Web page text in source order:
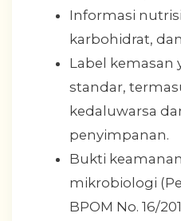
Informasi
karbohidrat,
Label
standar,
kedaluwarsa
penyimpanan.
Bukti
mikrobiologi
BPOM No. 16/